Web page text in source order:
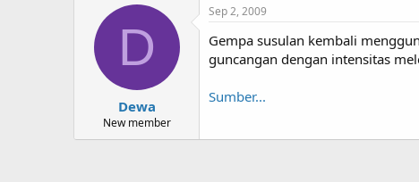
t
a
d
t
e
D
Dewa
New member
Sep 2, 2009
Gempa susulan kembali
guncangan dengan intensitas
Sumber...